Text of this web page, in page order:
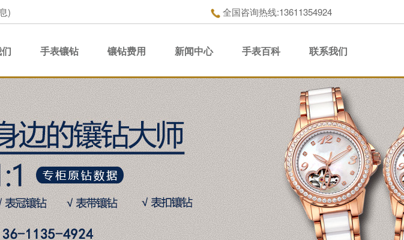
) 全国咨询热线:13611354924
手表镶钻 镶钻费用 新闻中心 手表百科 联系我们